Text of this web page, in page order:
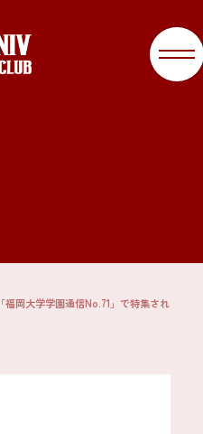
岡大学学園通信No.71」で特集され